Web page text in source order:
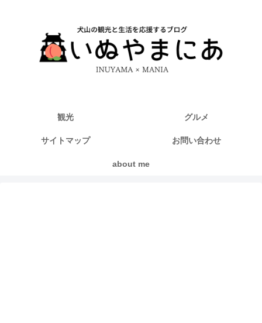
観光 グルメ
サイトマップ お問い合わせ
about me